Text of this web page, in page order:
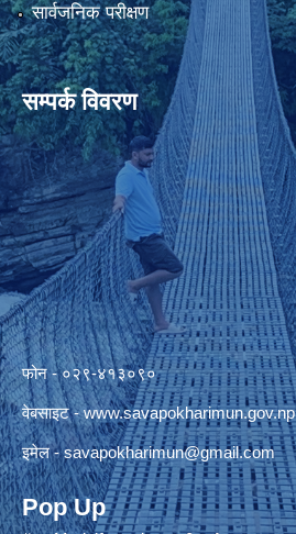
सार्वजनिक परीक्षण
सम्पर्क विवरण
फोन - ०२९-४१३०९०
वेबसाइट -www.savapokharimun.gov.np
इमेल -savapokharimun@gmail.com
Pop Up